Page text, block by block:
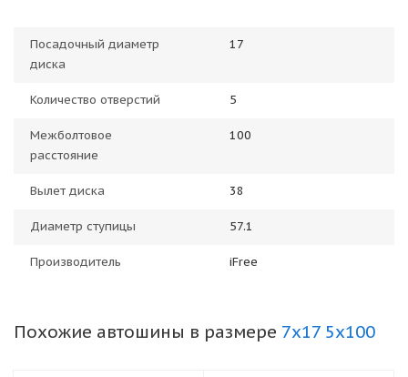
Посадочный диаметр
диска
17
Количество отверстий 5
Межболтовое
расстояние
100
Вылет диска 38
Диаметр ступицы 57.1
Производитель iFree
Похожие автошины в размере 7x17 5x100